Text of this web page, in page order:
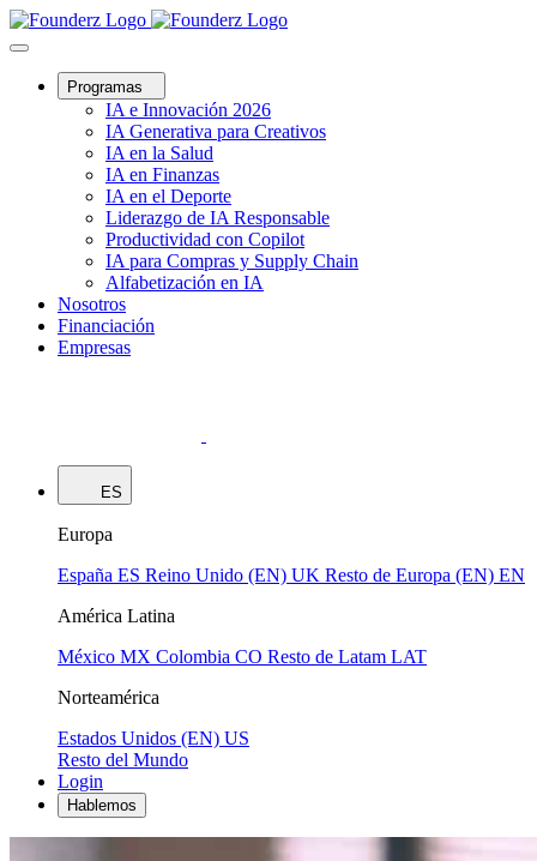
Programas
IA e Innovación 2026
IA Generativa para Creativos
IA en la Salud
IA en Finanzas
IA en el Deporte
Liderazgo de IA Responsable
Productividad con Copilot
IA para Compras y Supply Chain
Alfabetización en IA
Nosotros
Financiación
Empresas
ES
Europa
España ES Reino Unido (EN) UK Resto de Europa (EN) EN
América Latina
México MX Colombia CO Resto de Latam LAT
Norteamérica
Estados Unidos (EN) US
Resto del Mundo
Login
Hablemos